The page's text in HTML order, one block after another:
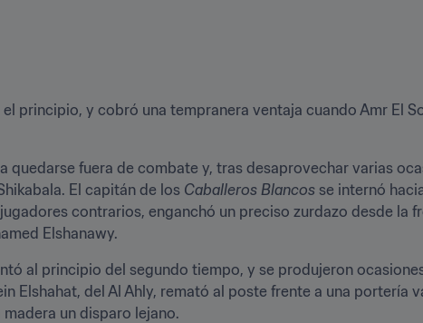
principio, y cobró una tempranera ventaja cuando Amr El
quedarse fuera de combate y, tras desaprovechar varias
El capitán de los Caballeros Blancos se internó
contrarios, enganchó un preciso zurdazo desde la
Elshanawy.
al principio del segundo tiempo, y se produjeron
Elshahat, del Al Ahly, remató al poste frente a una portería
un disparo lejano.